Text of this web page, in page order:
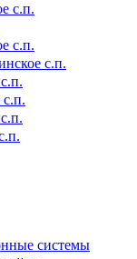
с.п.
с.п.
с.п.
с.п.
системы